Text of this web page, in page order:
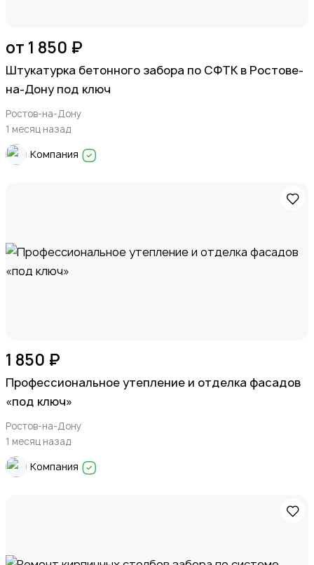
от 1 850 ₽
Штукатурка бетонного забора по СФТК в Ростове-
на-Дону под ключ
Ростов-на-Дону
1 месяц назад
Компания
1 850 ₽
Профессиональное утепление и отделка фасадов
«под ключ»
Ростов-на-Дону
1 месяц назад
Компания